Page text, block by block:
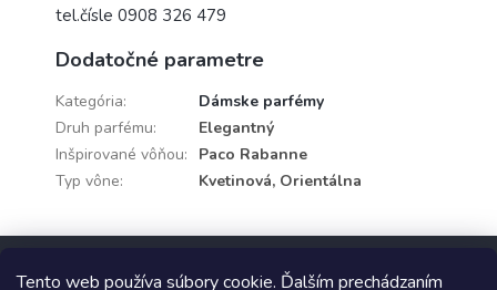
Tento web používa súbory cookie. Ďalším prechádzaním
tel.čísle 0908 326 479
Dodatočné parametre
Kategória:
Dámske parfémy
Druh parfému:
Elegantný
Inšpirované vôňou:
Paco Rabanne
Typ vône: Kvetinová, Orientálna